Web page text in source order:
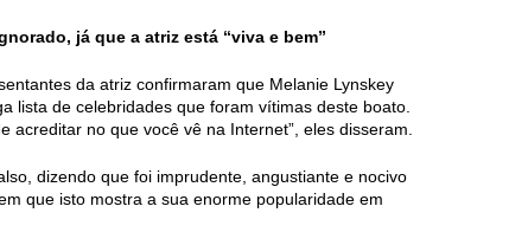
já que a atriz está “viva e bem”
da atriz confirmaram que Melanie Lynskey
lista de celebridades que foram vítimas deste boato.
acreditar no que você vê na Internet”, eles disseram.
dizendo que foi imprudente, angustiante e nocivo
que isto mostra a sua enorme popularidade em